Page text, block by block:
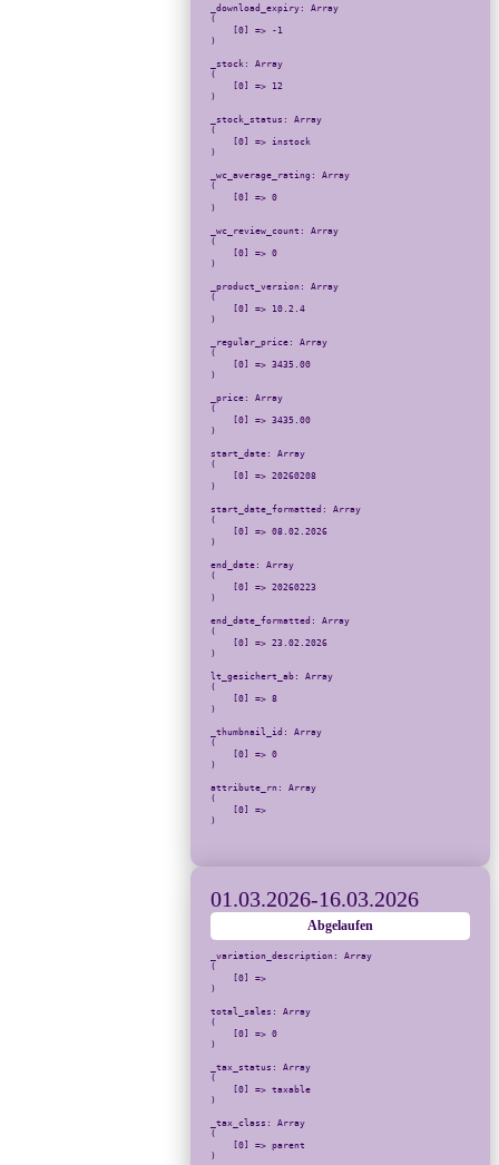
_download_expiry: Array
(
    [0] => -1
)
_stock: Array
(
    [0] => 12
)
_stock_status: Array
(
    [0] => instock
)
_wc_average_rating: Array
(
    [0] => 0
)
_wc_review_count: Array
(
    [0] => 0
)
_product_version: Array
(
    [0] => 10.2.4
)
_regular_price: Array
(
    [0] => 3435.00
)
_price: Array
(
    [0] => 3435.00
)
start_date: Array
(
    [0] => 20260208
)
start_date_formatted: Array
(
    [0] => 08.02.2026
)
end_date: Array
(
    [0] => 20260223
)
end_date_formatted: Array
(
    [0] => 23.02.2026
)
lt_gesichert_ab: Array
(
    [0] => 8
)
_thumbnail_id: Array
(
    [0] => 0
)
attribute_rn: Array
(
    [0] =>
)
01.03.2026-16.03.2026
Abgelaufen
_variation_description: Array
(
    [0] =>
)
total_sales: Array
(
    [0] => 0
)
_tax_status: Array
(
    [0] => taxable
)
_tax_class: Array
(
    [0] => parent
)